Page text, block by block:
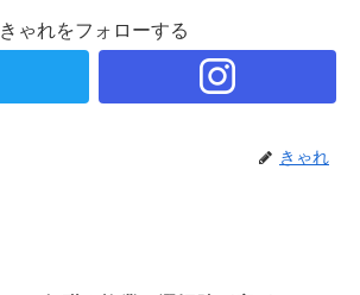
きゃれをフォローする
きゃれ